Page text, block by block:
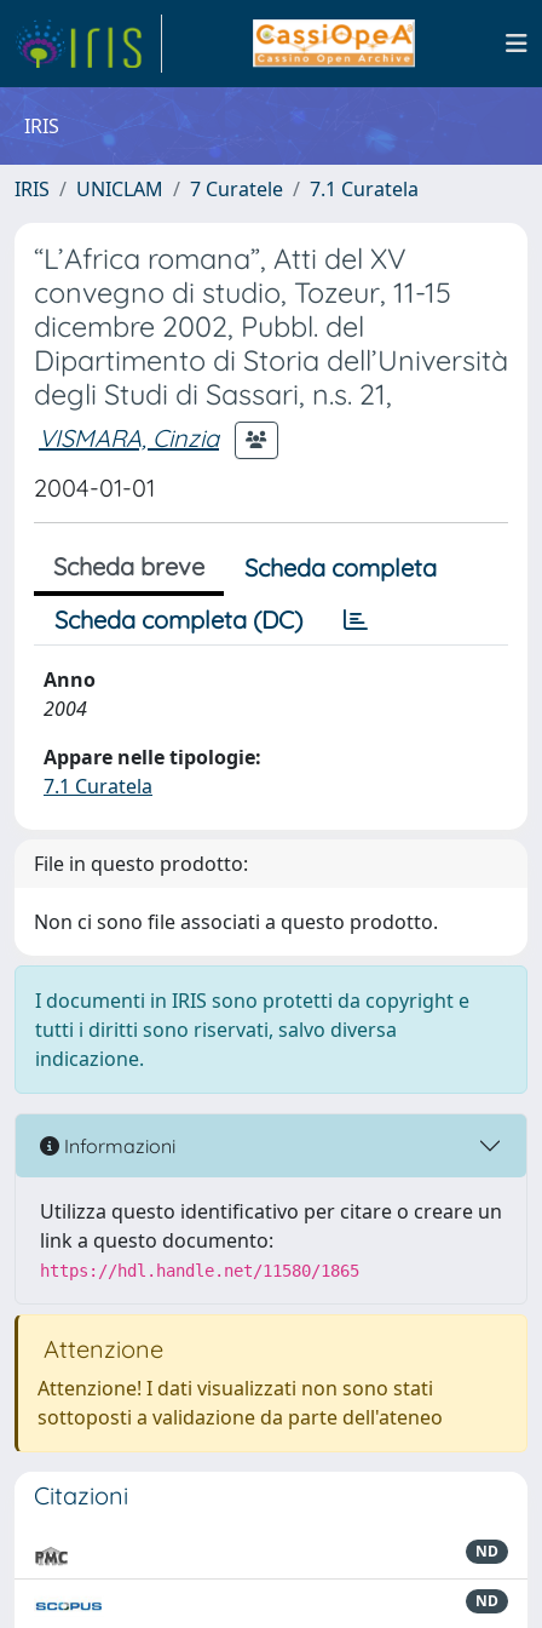
IRIS
IRIS UNICLAM 7 Curatele 7.1 Curatela
“L’Africa romana”, Atti del XV
convegno di studio, Tozeur, 11-15
dicembre 2002, Pubbl. del
Dipartimento di Storia dell’Università
degli Studi di Sassari, n.s. 21,
VISMARA, Cinzia
2004-01-01
Scheda breve
Scheda completa
Scheda completa (DC)
Anno
2004
Appare nelle tipologie:
7.1 Curatela
File in questo prodotto:
Non ci sono file associati a questo prodotto.
I documenti in IRIS sono protetti da copyright e
tutti i diritti sono riservati, salvo diversa
indicazione.
Informazioni
Utilizza questo identificativo per citare o creare un
link a questo documento:
https://hdl.handle.net/11580/1865
Attenzione
Attenzione! I dati visualizzati non sono stati
sottoposti a validazione da parte dell'ateneo
Citazioni
ND
ND